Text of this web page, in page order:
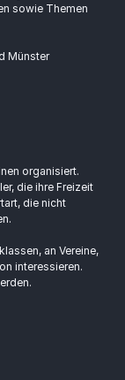
sowie Themen
Münster
organisiert.
die ihre Freizeit
die nicht
an Vereine,
interessieren.